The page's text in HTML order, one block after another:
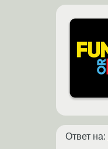
Ответ на: